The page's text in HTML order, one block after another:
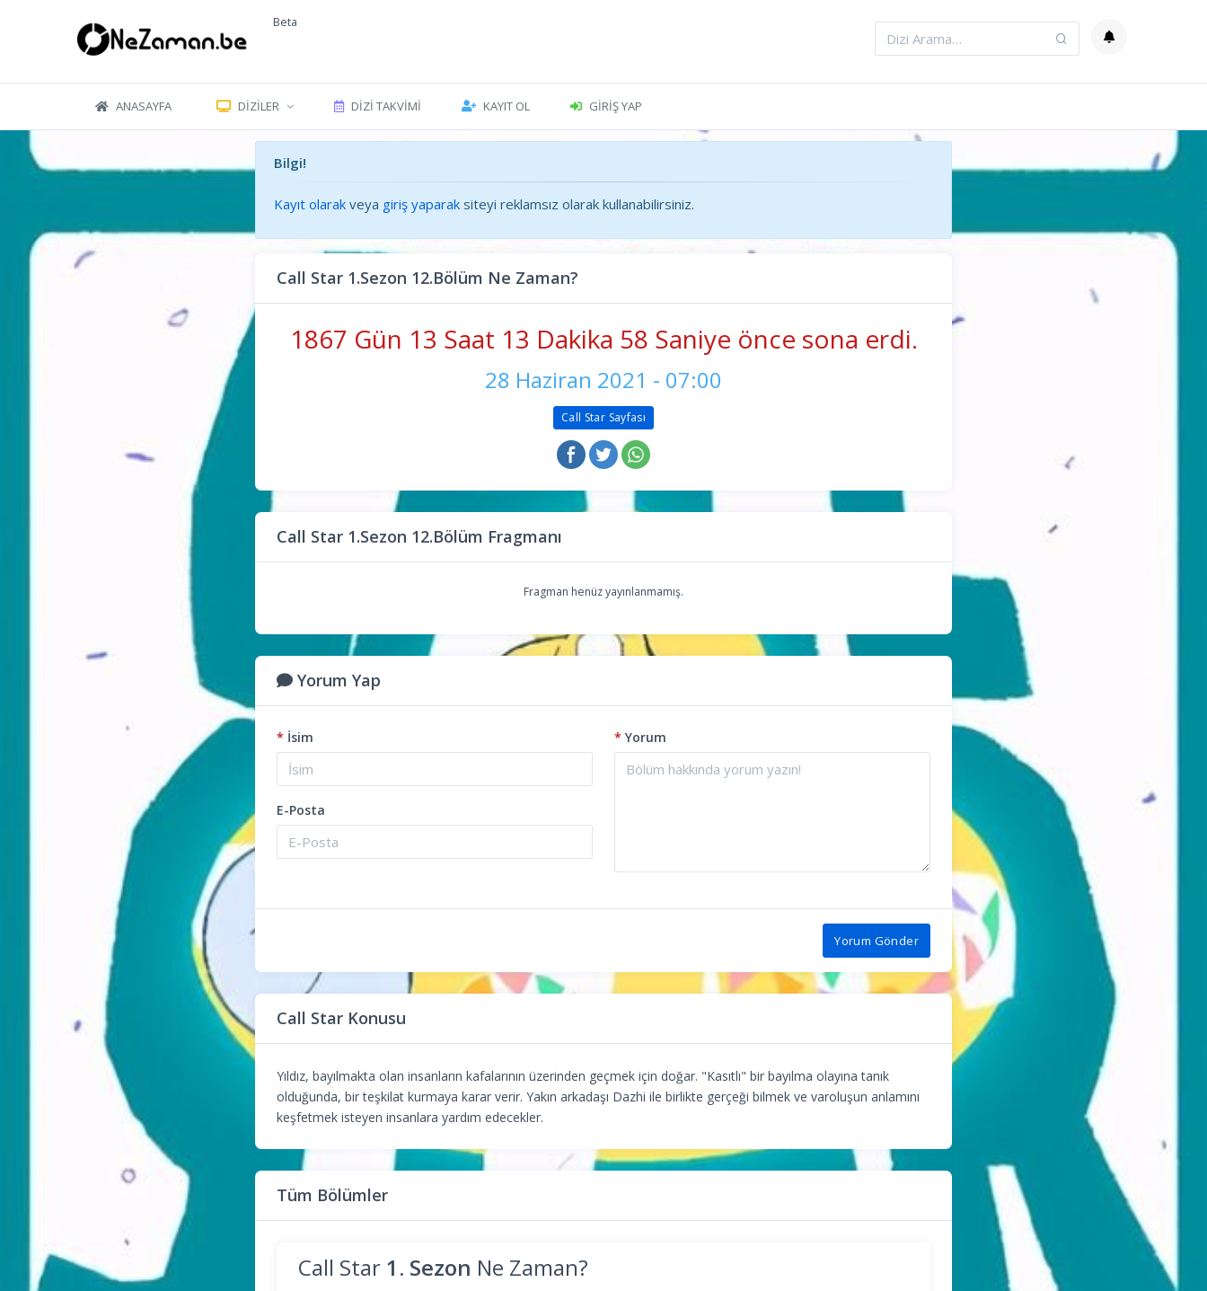
Beta
ANASAYFA DIZILER DIZI TAKVIMI KAYIT OL GIRIŞ YAP
Bilgi!
Kayıt olarak veya giriş yaparak siteyi reklamsız olarak kullanabilirsiniz.
Call Star 1.Sezon 12.Bölüm Ne Zaman?
1867 Gün 13 Saat 13 Dakika 58 Saniye önce sona erdi.
28 Haziran 2021 - 07:00
Call Star Sayfası
Call Star 1.Sezon 12.Bölüm Fragmanı
Fragman henüz yayınlanmamış.
Yorum Yap
* İsim
E-Posta
* Yorum
Yorum Gönder
Call Star Konusu
Yıldız, bayılmakta olan insanların kafalarının üzerinden geçmek için doğar. "Kasıtlı" bir bayılma olayına tanık
olduğunda, bir teşkilat kurmaya karar verir. Yakın arkadaşı Dazhi ile birlikte gerçeği bilmek ve varoluşun anlamını
keşfetmek isteyen insanlara yardım edecekler.
Tüm Bölümler
Call Star 1. Sezon Ne Zaman?